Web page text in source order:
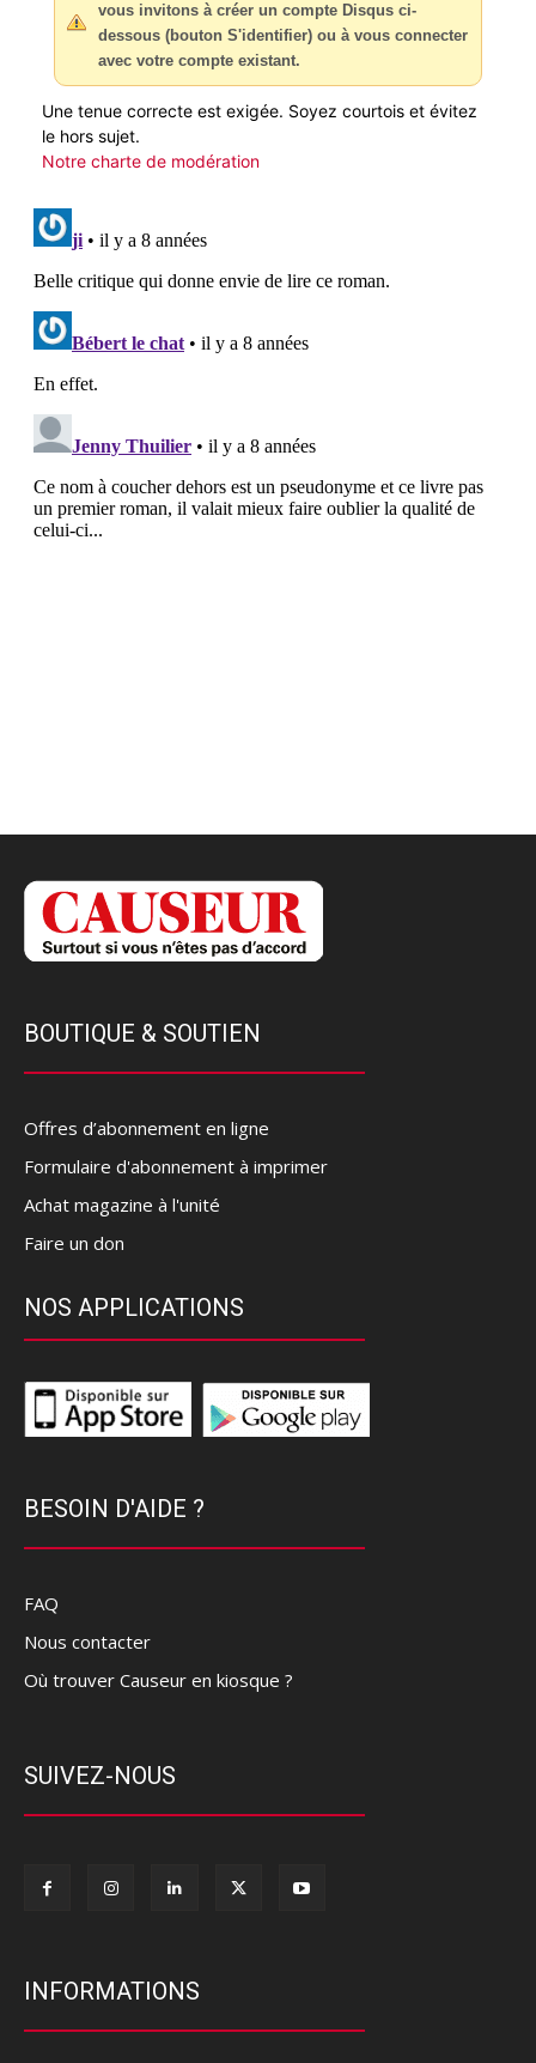
vous invitons à créer un compte Disqus ci-
dessous (bouton S'identifier) ou à vous connecter
avec votre compte existant.
Une tenue correcte est exigée. Soyez courtois et évitez
le hors sujet.
Notre charte de modération
BOUTIQUE & SOUTIEN
Offres d’abonnement en ligne
Formulaire d'abonnement à imprimer
Achat magazine à l'unité
Faire un don
NOS APPLICATIONS
BESOIN D'AIDE ?
FAQ
Nous contacter
Où trouver Causeur en kiosque ?
SUIVEZ-NOUS
INFORMATIONS